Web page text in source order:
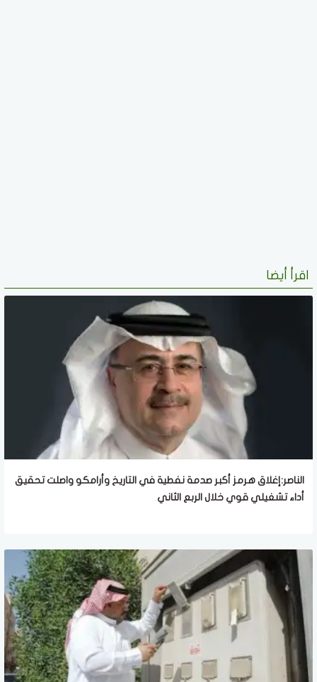
اقرأ أيضا
الناصر:إغلاق هرمز أكبر صدمة نفطية في التاريخ وأرامكو واصلت تحقيق
أداء تشغيلي قوي خلال الربع الثاني